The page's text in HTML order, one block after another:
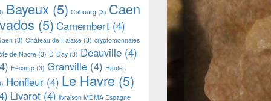
Bayeux (5) Cabourg (3) Caen
(5) Camembert (4)
(3) Château de Falaise (3) cryptomonnaies
de Nacre(3) D-Day (3) Deauville (4)
Fécamp (3) Granville (4) Haute-
Honfleur (4) Le Havre (5)
Livarot (4) livraison MDMA Espagne